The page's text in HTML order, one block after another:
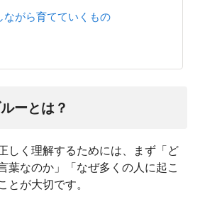
がら育てていくもの
ーとは？
しく理解するためには、まず「ど
葉なのか」「なぜ多くの人に起こ
とが大切です。